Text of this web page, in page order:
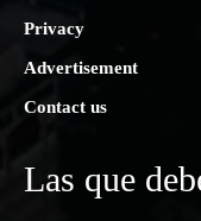
Privacy
Advertisement
Contact us
Las que